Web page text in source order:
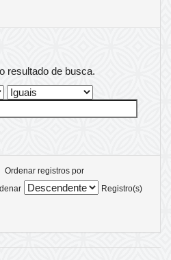
resultado de busca.
Ordenar registros por
Registro(s)